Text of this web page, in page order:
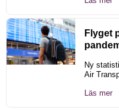
Flyget
Ny
Air
Läs mer